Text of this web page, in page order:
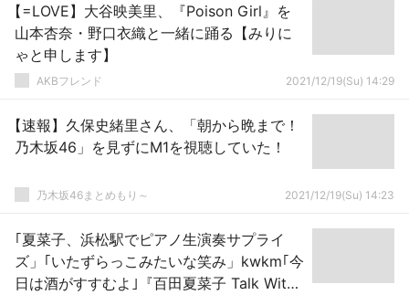
【=LOVE】大谷映美里、『Poison Girl』を
山本杏奈・野口衣織と一緒に踊る【みりに
ゃと申します】
AKBフレンド 2021/12/19(Su) 14:29
【速報】久保史緒里さん、「朝から晩まで！
乃木坂46」を見ずにM1を視聴していた！
乃木坂46まとめもり～ 2021/12/19(Su) 14:23
｢夏菜子、浜松駅でピアノ生演奏サプライ
ズ」｢いたずらっこみたいな笑み」kwkm｢今
日は酒がすすむよ｣『百田夏菜子 Talk With